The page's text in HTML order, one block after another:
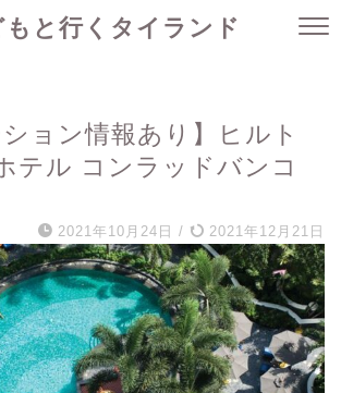
もと行くタイランド
ション情報あり】ヒルト
テル コンラッドバンコ
2021年10月24日 / 2021年12月21日